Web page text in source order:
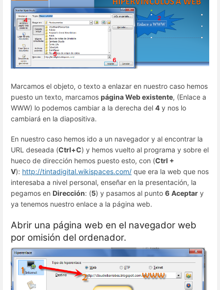
Marcamos el objeto, o texto a enlazar en nuestro caso hemos
puesto un texto, marcamos página Web existente, (Enlace a
WWW) lo podemos cambiar a la derecha del 4 y nos lo
cambiará en la diapositiva.
En nuestro caso hemos ido a un navegador y al encontrar la
URL deseada (Ctrl+C) y hemos vuelto al programa y sobre el
hueco de dirección hemos puesto esto, con (Ctrl +
V): http://tintadigital.wikispaces.com/ que era la web que nos
interesaba a nivel personal, enseñar en la presentación, la
pegamos en Dirección: (5) y pasamos al punto 6 Aceptar y
ya tenemos nuestro enlace a la página web.
Abrir una página web en el navegador web
por omisión del ordenador.